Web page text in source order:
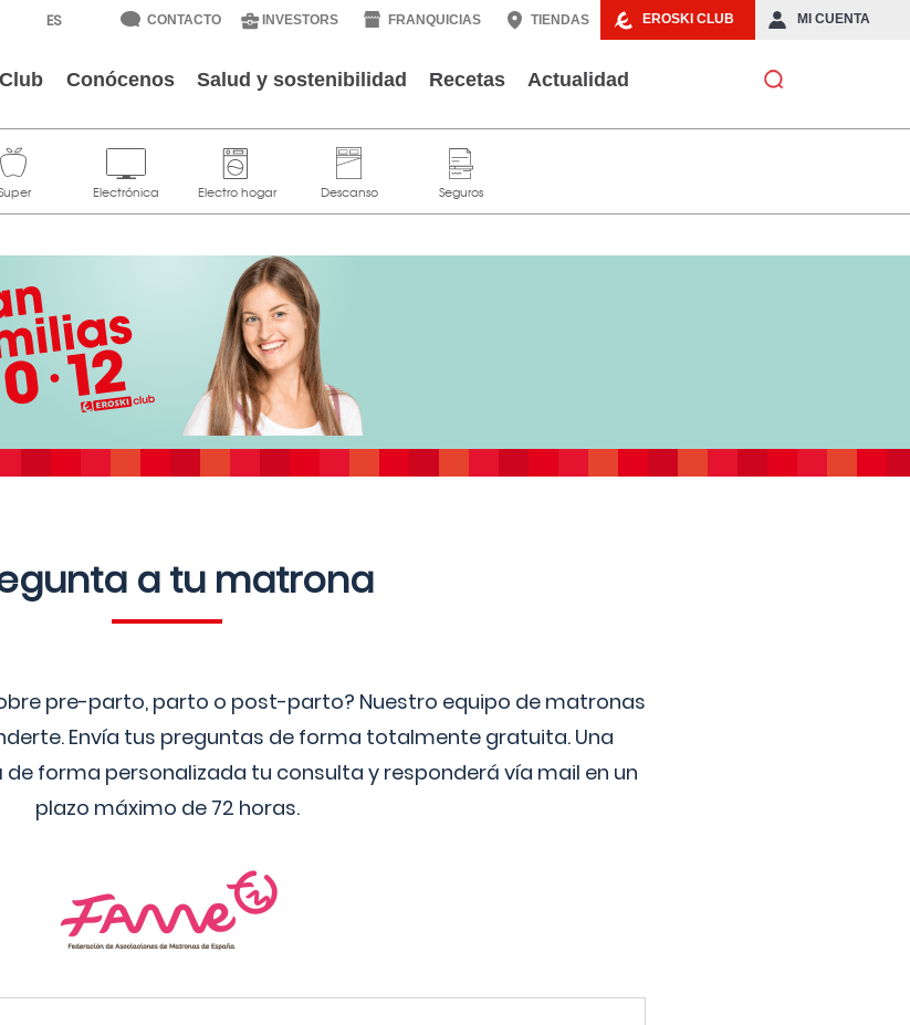
EROSKI CLUB MI CUENTA
CONTACTO INVESTORS FRANQUICIAS TIENDAS
Club Conócenos Salud y sostenibilidad Recetas Actualidad
a tu matrona
pre-parto, parto o post-parto? Nuestro equipo de matronas
Envía tus preguntas de forma totalmente gratuita. Una
forma personalizada tu consulta y responderá vía mail en un
plazo máximo de 72 horas.